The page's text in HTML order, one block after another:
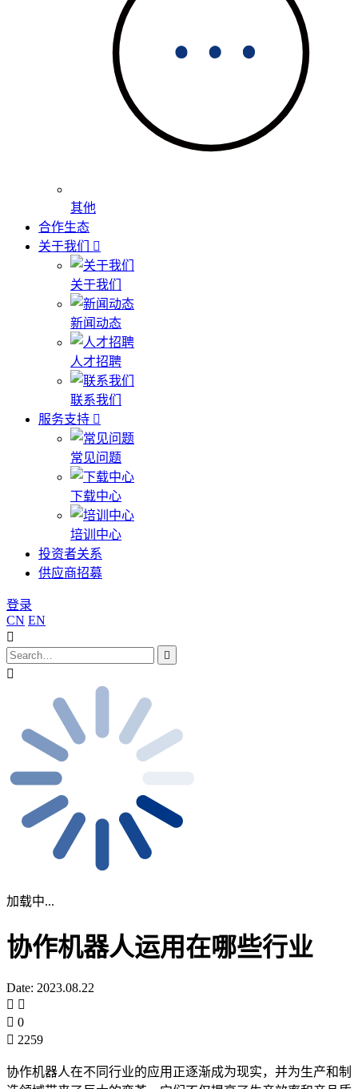
其他
合作生态
关于我们
关于我们
新闻动态
人才招聘
联系我们
服务支持
常见问题
下载中心
培训中心
投资者关系
供应商招募
登录
CN EN
加载中...
协作机器人运用在哪些行业
Date: 2023.08.22
0
2259
协作机器人在不同行业的应用正逐渐成为现实，并为生产和制